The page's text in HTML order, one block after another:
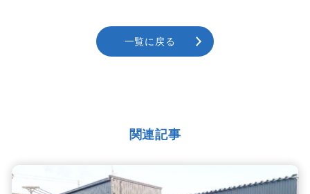
一覧に戻る
関連記事